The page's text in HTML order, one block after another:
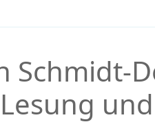
Schmidt-